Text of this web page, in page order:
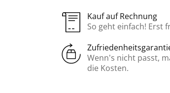
Kauf auf Rechnung
So geht einfach! Erst
Wenn’s nicht passt,
die Kosten.